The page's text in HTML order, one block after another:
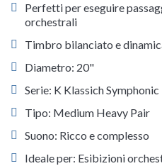
Perfetti per eseguire
orchestrali
Timbro bilanciato e
Diametro: 20"
Serie: K Klassich Symphonic
Tipo: Medium Heavy Pair
Suono: Ricco e complesso
Ideale per: Esibizioni